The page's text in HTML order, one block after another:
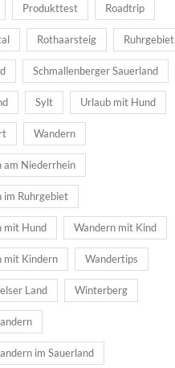
Produkttest Roadtrip
Rothaarsteig Ruhrgebiet
Schmallenberger Sauerland
Sylt Urlaub mit Hund
Wandern
am Niederrhein
im Ruhrgebiet
mit Hund Wandern mit Kind
mit Kindern Wandertips
Land Winterberg
im Sauerland